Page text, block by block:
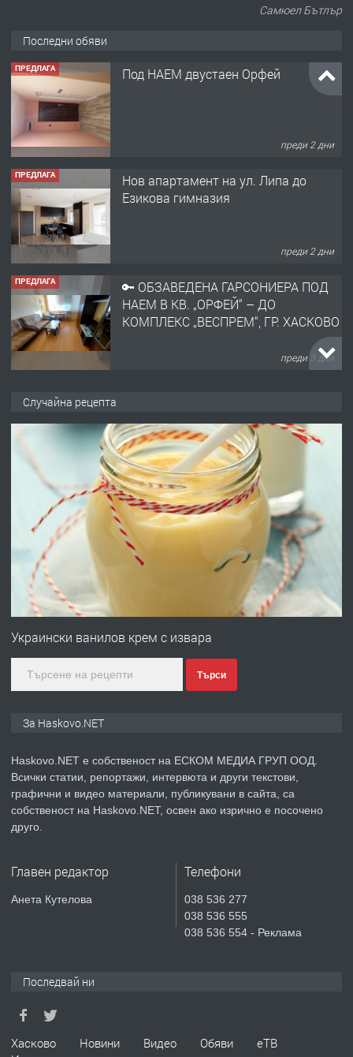
Самюел Бътлър
Последни обяви
ПРЕДЛАГА Под НАЕМ двустаен Орфей
преди 2 дни
ПРЕДЛАГА
Нов апартамент на ул. Липа до
Езикова гимназия
преди 2 дни
ПРЕДЛАГА
🔑 ОБЗАВЕДЕНА ГАРСОНИЕРА ПОД
НАЕМ В КВ. „ОРФЕЙ“ – ДО
КОМПЛЕКС „ВЕСПРЕМ“, ГР. ХАСКОВО
преди 3 дни
АПАРТАМЕНТ В ЦЕНТЪРА НА ГР.
ХАСКОВО
ПРЕДЛАГА Давам гараж под наем
преди 4 дни
ПРЕДЛАГА
№4120 Магазин/Офис под наем в кв.
градската градина!
преди 5 дни
ПРЕДЛАГА
Продавам парцел в гр. Хасково кв.
СГЛОБЯВАНЕ НА МЕБЕЛИ.
апартамент под наем в кв.
Случайна рецепта
Украински ванилов крем с извара
Търси
За Haskovo.NET
Haskovo.NET е собственост на ЕСКОМ МЕДИА ГРУП ООД.
Всички статии, репортажи, интервюта и други текстови,
графични и видео материали, публикувани в сайта, са
собственост на Haskovo.NET, освен ако изрично е посочено
друго.
Главен редактор
Анета Кутелова
Телефони
038 536 277
038 536 555
038 536 554 - Реклама
Последвай ни
Хасково Новини Видео Обяви
еТВ